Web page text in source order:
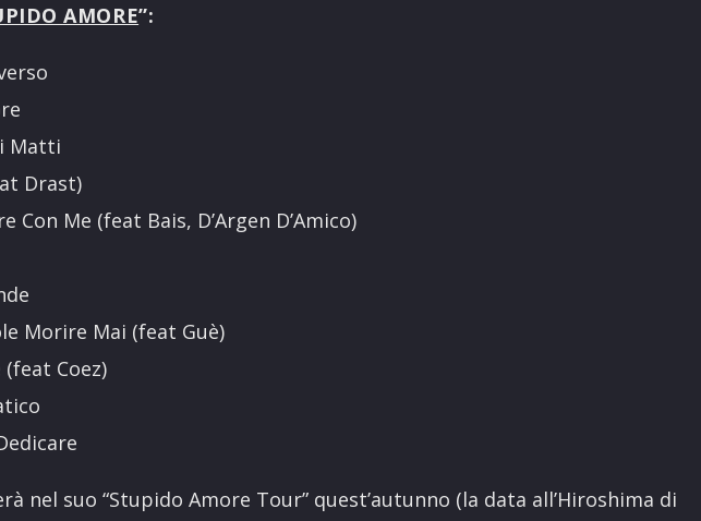
AMORE”:
Matti
Drast)
Con Me (feat Bais, D’Argen D’Amico)
Morire Mai (feat Guè)
(feat Coez)
nel suo “Stupido Amore Tour” quest’autunno (la data all’Hiroshima di